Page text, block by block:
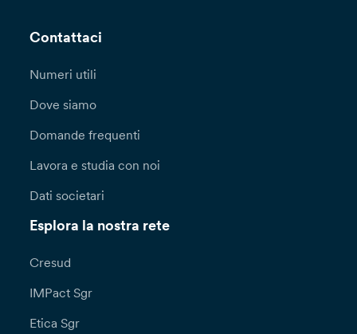
Contattaci
Numeri utili
Dove siamo
Domande frequenti
Lavora e studia con noi
Dati societari
Esplora la nostra rete
Cresud
IMPact Sgr
Etica Sgr